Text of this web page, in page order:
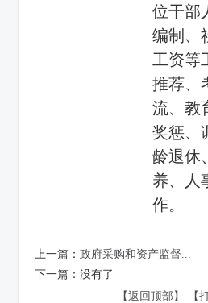
位干部
编制、
工资等
推荐、
流、教
奖惩、
龄退休
养、人
作。
上一篇：政府采购和资产监督...
下一篇：没有了
【返回顶部】
【